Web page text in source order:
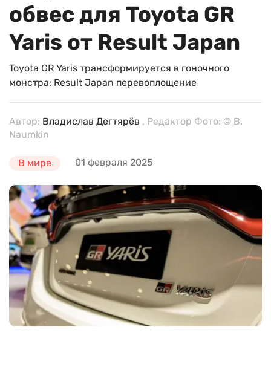
обвес для Toyota GR
Yaris от Result Japan
Toyota GR Yaris трансформируется в гоночного
монстра: Result Japan перевоплощение
Автор: Владислав Дегтярёв , Редактор Фото: © B.
Naumkin
В мире 01 февраля 2025